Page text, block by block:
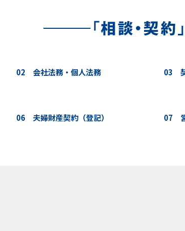
02 会社法務・個人法務 03
06 夫婦財産契約（登記） 07